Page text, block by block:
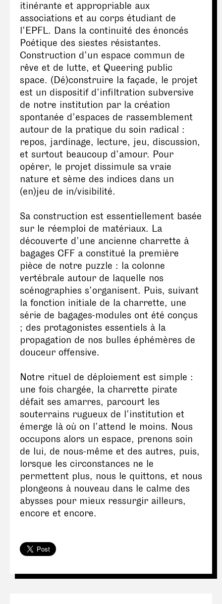
itinérante et appropriable aux
associations et au corps étudiant de
l’EPFL. Dans la continuité des énoncés
Poétique des siestes résistantes.
Construction d’un espace commun de
rêve et de lutte, et Queering public
space. (Dé)construire la façade, le projet
est un dispositif d’infiltration subversive
de notre institution par la création
spontanée d’espaces de rassemblement
autour de la pratique du soin radical :
repos, jardinage, lecture, jeu, discussion,
et surtout beaucoup d’amour. Pour
opérer, le projet dissimule sa vraie
nature et sème des indices dans un
(en)jeu de in/visibilité.
Sa construction est essentiellement basée
sur le réemploi de matériaux. La
découverte d’une ancienne charrette à
bagages CFF a constitué la première
pièce de notre puzzle : la colonne
vertébrale autour de laquelle nos
scénographies s’organisent. Puis, suivant
la fonction initiale de la charrette, une
série de bagages-modules ont été conçus
; des protagonistes essentiels à la
propagation de nos bulles éphémères de
douceur offensive.
Notre rituel de déploiement est simple :
une fois chargée, la charrette pirate
défait ses amarres, parcourt les
souterrains rugueux de l’institution et
émerge là où on l’attend le moins. Nous
occupons alors un espace, prenons soin
de lui, de nous-même et des autres, puis,
lorsque les circonstances ne le
permettent plus, nous le quittons, et nous
plongeons à nouveau dans le calme des
abysses pour mieux ressurgir ailleurs,
encore et encore.